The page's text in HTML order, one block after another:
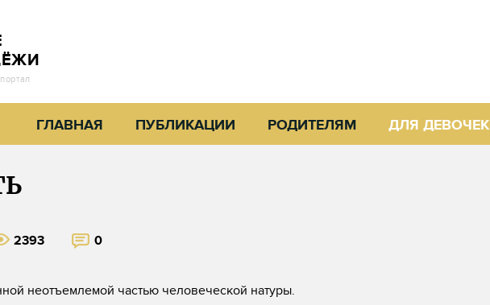
ГЛАВНАЯ ПУБЛИКАЦИИ РОДИТЕЛЯМ ДЛЯ ДЕВОЧЕК
2393 0
неотъемлемой частью человеческой натуры.